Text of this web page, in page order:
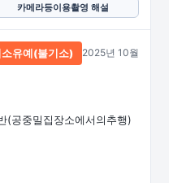
카메라등이용촬영 해설
(공중밀집장소에서의추행)
소유예(불기소) 2025년 10월